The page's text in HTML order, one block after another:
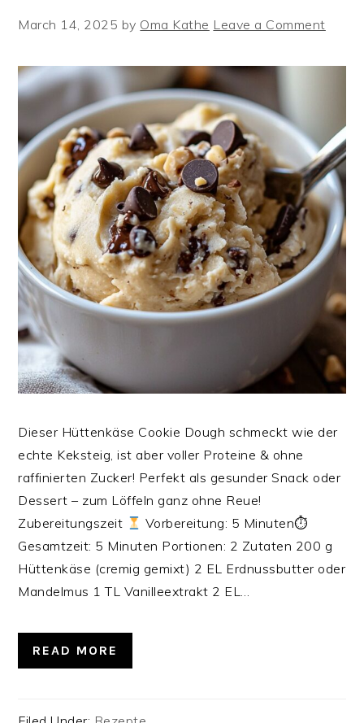
March 14, 2025 by Oma Kathe Leave a Comment
Dieser Hüttenkäse Cookie Dough schmeckt wie der
echte Keksteig, ist aber voller Proteine & ohne
raffinierten Zucker! Perfekt als gesunder Snack oder
Dessert – zum Löffeln ganz ohne Reue!
Zubereitungszeit
Vorbereitung: 5 Minuten⏱
Gesamtzeit: 5 Minuten‍‍‍ Portionen: 2 Zutaten 200 g
Hüttenkäse (cremig gemixt) 2 EL Erdnussbutter oder
Mandelmus 1 TL Vanilleextrakt 2 EL…
READ MORE